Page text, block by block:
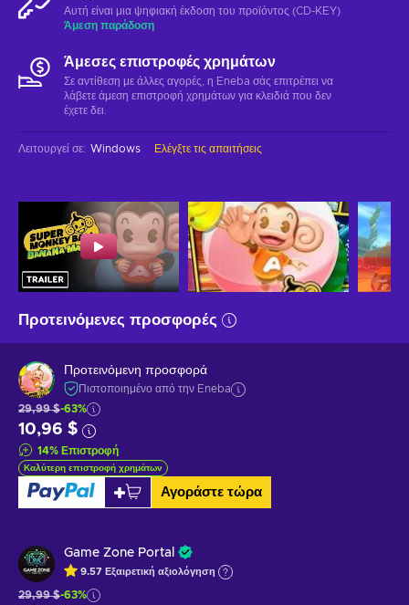
Αυτή είναι μια ψηφιακή έκδοση του προϊόντος (CD-KEY)
Άμεση παράδοση
Άμεσες επιστροφές χρημάτων
Σε αντίθεση με άλλες αγορές, η Eneba σάς επιτρέπει να
λάβετε άμεση επιστροφή χρημάτων για κλειδιά που δεν
έχετε δει.
Λειτουργεί σε: Windows Ελέγξτε τις απαιτήσεις
Προτεινόμενες προσφορές
Προτεινόμενη προσφορά
Πιστοποιημένο από την Eneba
29,99 $-63%
10,96 $
14% Επιστροφή
Καλύτερη επιστροφή χρημάτων
Αγοράστε τώρα
Game Zone Portal
9.57 Εξαιρετική αξιολόγηση
29,99 $-63%